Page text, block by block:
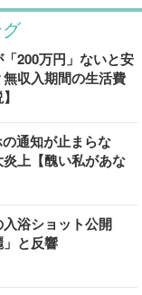
200万円」ないと安
収入期間の生活費
通知が止まらな
上【醜い私があな
浴ショット公開
」と反響